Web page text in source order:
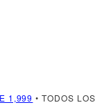
1,999 • TODOS LOS